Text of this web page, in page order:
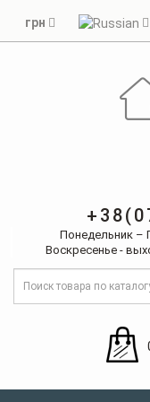
грн
Понедельник –
Воскресенье -